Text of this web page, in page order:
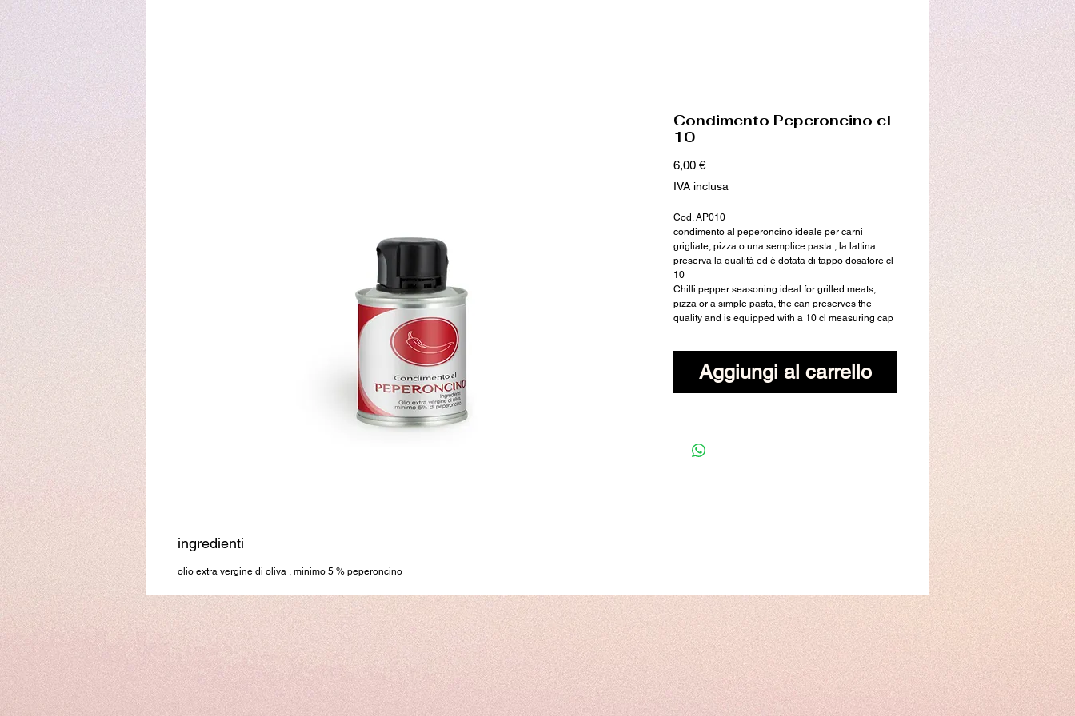
Condimento Peperoncino cl
10
6,00 €Prezzo
IVA inclusa
Cod. AP010
condimento al peperoncino ideale per carni
grigliate, pizza o una semplice pasta , la lattina
preserva la qualità ed è dotata di tappo dosatore cl
10
Chilli pepper seasoning ideal for grilled meats,
pizza or a simple pasta, the can preserves the
quality and is equipped with a 10 cl measuring cap
Aggiungi al carrello
ingredienti
olio extra vergine di oliva , minimo 5 % peperoncino